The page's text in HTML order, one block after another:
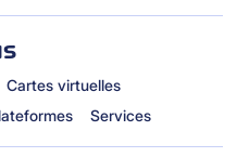
Cartes virtuelles
Services